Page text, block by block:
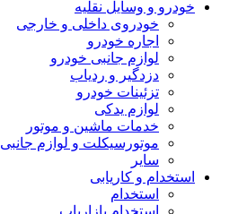
خودرو و وسایل نقلیه
خودروی داخلی و خارجی
اجاره خودرو
لوازم جانبی خودرو
دزدگیر و ردیاب
تزئینات خودرو
لوازم یدکی
خدمات ماشین و موتور
موتورسیکلت و لوازم جانبی
سایر
استخدام و کاریابی
استخدام